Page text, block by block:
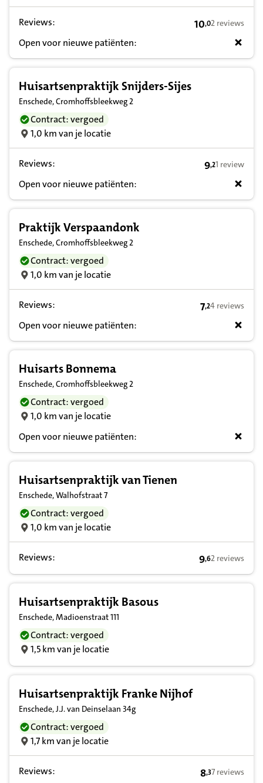
Reviews: 10,0 op basis
10,02 reviews
Open voor nieuwe patiënten:
Huisartsenpraktijk Snijders-Sijes
Enschede, Cromhoffsbleekweg 2
Contract: vergoed
1,0 km van je locatie
Reviews: 9,2 op basis
9,21 review
Open voor nieuwe patiënten:
Praktijk Verspaandonk
Enschede, Cromhoffsbleekweg 2
Contract: vergoed
1,0 km van je locatie
Reviews: 7,2 op basis
7,24 reviews
Open voor nieuwe patiënten:
Huisarts Bonnema
Enschede, Cromhoffsbleekweg 2
Contract: vergoed
1,0 km van je locatie
Open voor nieuwe patiënten:
Huisartsenpraktijk van Tienen
Enschede, Walhofstraat 7
Contract: vergoed
1,0 km van je locatie
Reviews: 9,6 op basis
9,62 reviews
Huisartsenpraktijk Basous
Enschede, Madioenstraat 111
Contract: vergoed
1,5 km van je locatie
Huisartsenpraktijk Franke Nijhof
Enschede, J.J. van Deinselaan 34g
Contract: vergoed
1,7 km van je locatie
Reviews: 8,3 op basis
8,37 reviews